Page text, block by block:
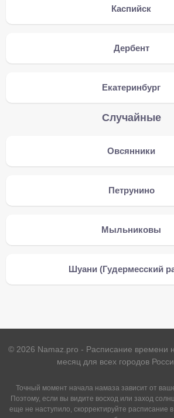
Каспийск
Дербент
Екатеринбург
Случайные
Овсянники
Петрунино
Мыльниковы
Шуани (Гудермесский
© 2026 Namaz.pro - Расписание времени
месяц для всех городов
Точный момент начала намаза зависит от
Поэтому, если вы видите восход или заход
еще не наступило, скорректируйте расписание